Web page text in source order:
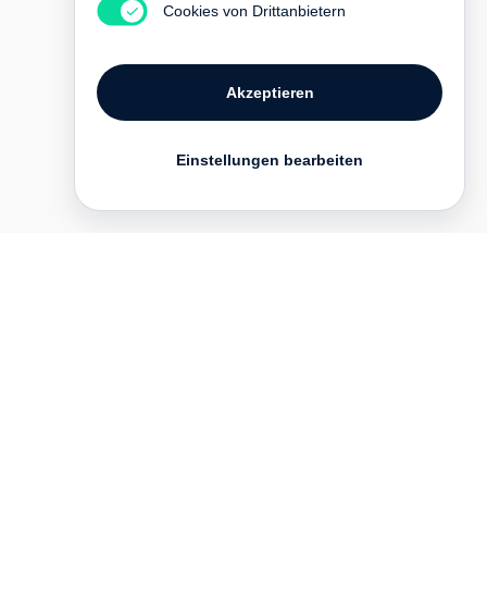
Cookies von Drittanbietern
Akzeptieren
Einstellungen bearbeiten